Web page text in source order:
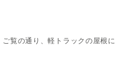
覧の通り、軽トラックの屋根に